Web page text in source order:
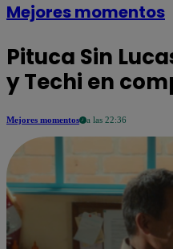
Mejores momentos
Pituca Sin
y Techi en
Mejores momentos a las 22:36